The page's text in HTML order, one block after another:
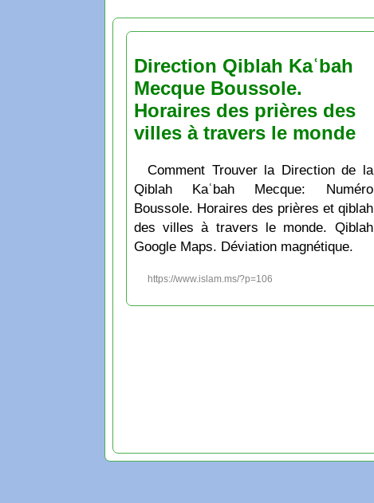
Direction Qiblah Kaʿbah
Mecque Boussole.
Horaires des prières des
villes à travers le monde
Comment Trouver la Direction de la
Qiblah Kaʿbah Mecque: Numéro
Boussole. Horaires des prières et qiblah
des villes à travers le monde. Qiblah
Google Maps. Déviation magnétique.
https://www.islam.ms/?p=106